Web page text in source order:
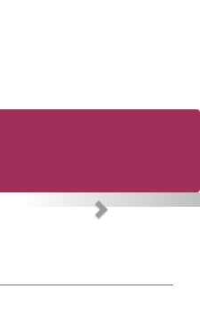
Next